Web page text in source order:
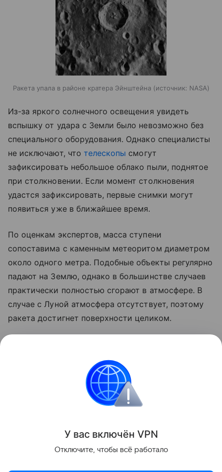
Ракета упала в районе кратера Эйнштейна источник: NASA
Из-за яркого солнечного освещения увидеть
вспышку от удара с Земли было невозможно без
специального оборудования. Однако специалисты
не исключают, что телескопы смогут
зафиксировать небольшое облако пыли, поднятое
при столкновении. Если момент столкновения
удастся зафиксировать, первые снимки могут
появиться уже в ближайшее время.
По оценкам экспертов, масса ступени
сопоставима с каменным метеоритом диаметром
около одного метра. Подобные объекты регулярно
падают на Землю, однако в большинстве случаев
практически полностью сгорают в атмосфере. В
случае с Луной атмосфера отсутствует, поэтому
ракета достигнет поверхности целиком.
об атмосфере древней Земли.
Луна российские ученые
Поделиться
У вас включён VPN
Отключите, чтобы всё работало